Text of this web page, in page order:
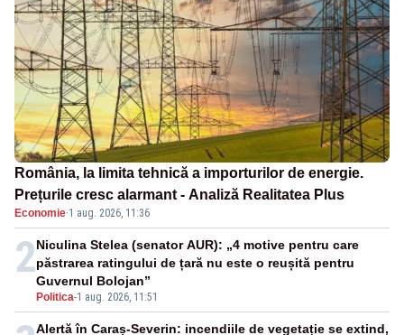
România, la limita tehnică a importurilor de energie.
Prețurile cresc alarmant - Analiză Realitatea Plus
Economie·1 aug. 2026, 11:36
2
Politica-1 aug. 2026, 11:51
Niculina Stelea (senator AUR): „4 motive pentru care
păstrarea ratingului de țară nu este o reușită pentru
Guvernul Bolojan”
Alertă în Caraș-Severin: incendiile de vegetație se extind,